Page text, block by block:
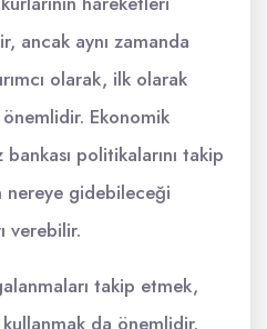
ancak aynı zamanda
olarak, ilk olarak
Ekonomik
politikalarını takip
nereye gidebileceği
verebilir.
takip etmek,
da önemlidir.